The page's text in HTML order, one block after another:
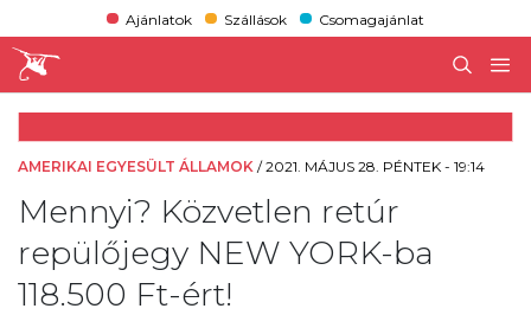
Ajánlatok Szállások Csomagajánlat
AMERIKAI EGYESÜLT ÁLLAMOK /2021. MÁJUS 28. PÉNTEK - 19:14
Mennyi? Közvetlen retúr
repülőjegy NEW YORK-ba
118.500 Ft-ért!